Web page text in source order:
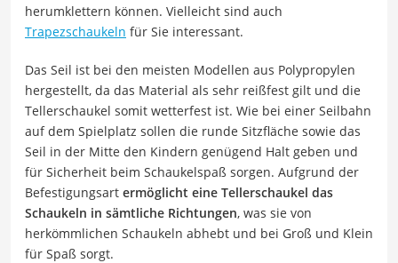
herumklettern können. Vielleicht sind auch
Trapezschaukeln für Sie interessant.
Das Seil ist bei den meisten Modellen aus Polypropylen
hergestellt, da das Material als sehr reißfest gilt und die
Tellerschaukel somit wetterfest ist. Wie bei einer Seilbahn
auf dem Spielplatz sollen die runde Sitzfläche sowie das
Seil in der Mitte den Kindern genügend Halt geben und
für Sicherheit beim Schaukelspaß sorgen. Aufgrund der
Befestigungsart ermöglicht eine Tellerschaukel das
Schaukeln in sämtliche Richtungen, was sie von
herkömmlichen Schaukeln abhebt und bei Groß und Klein
für Spaß sorgt.